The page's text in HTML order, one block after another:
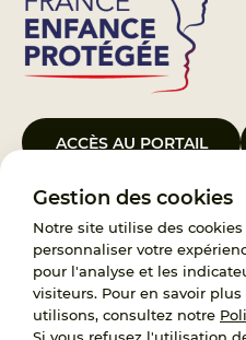
Gestion des cookies
Notre site utilise des
personnaliser votre
pour l'analyse et les
visiteurs. Pour en savoir
utilisons, consultez notre
ACCÈS AU PORTAIL
Le Groupement d’Intérêt Public
janvier 2023, a pour objet
119, d’accompagnement des
demandes d’accès aux origines
Protégée est également un
l’ensemble des professionnels,
politique publique à travers le